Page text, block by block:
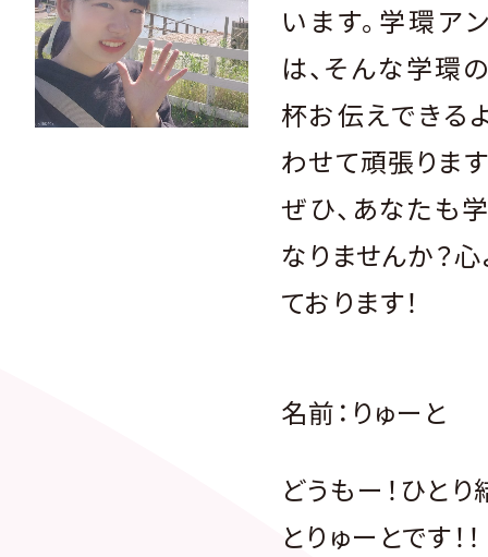
います。学環ア
は、そんな学環
杯お伝えできる
わせて頑張ります
ぜひ、あなたも
なりませんか？
ております！
名前：りゅーと
どうもー！ひと
とりゅーとです！！